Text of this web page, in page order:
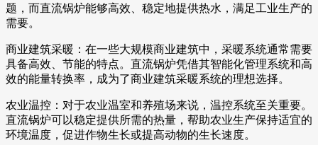
题，而直流锅炉能够高效、稳定地提供热水，满足工业生产的
需要。
商业建筑采暖：在一些大规模商业建筑中，采暖系统通常需要
具备高效、节能的特点。直流锅炉凭借其智能化管理系统和高
效的能量转换率，成为了商业建筑采暖系统的理想选择。
农业温控：对于农业温室和养殖场来说，温控系统至关重要。
直流锅炉可以稳定提供所需的热量，帮助农业生产保持适宜的
环境温度，促进作物生长或提高动物的生长速度。